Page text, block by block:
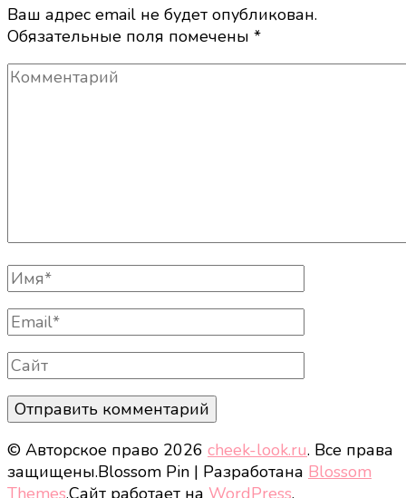
Ваш адрес email не будет опубликован.
Обязательные поля помечены *
Комментарий
Полное
Имя
Email
Сайт
© Авторское право 2026 cheek-look.ru. Все права
защищены.Blossom Pin | Разработана Blossom